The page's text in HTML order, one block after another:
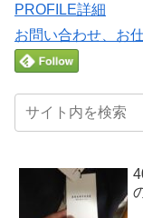
PROFILE詳細
お問い合わせ、お